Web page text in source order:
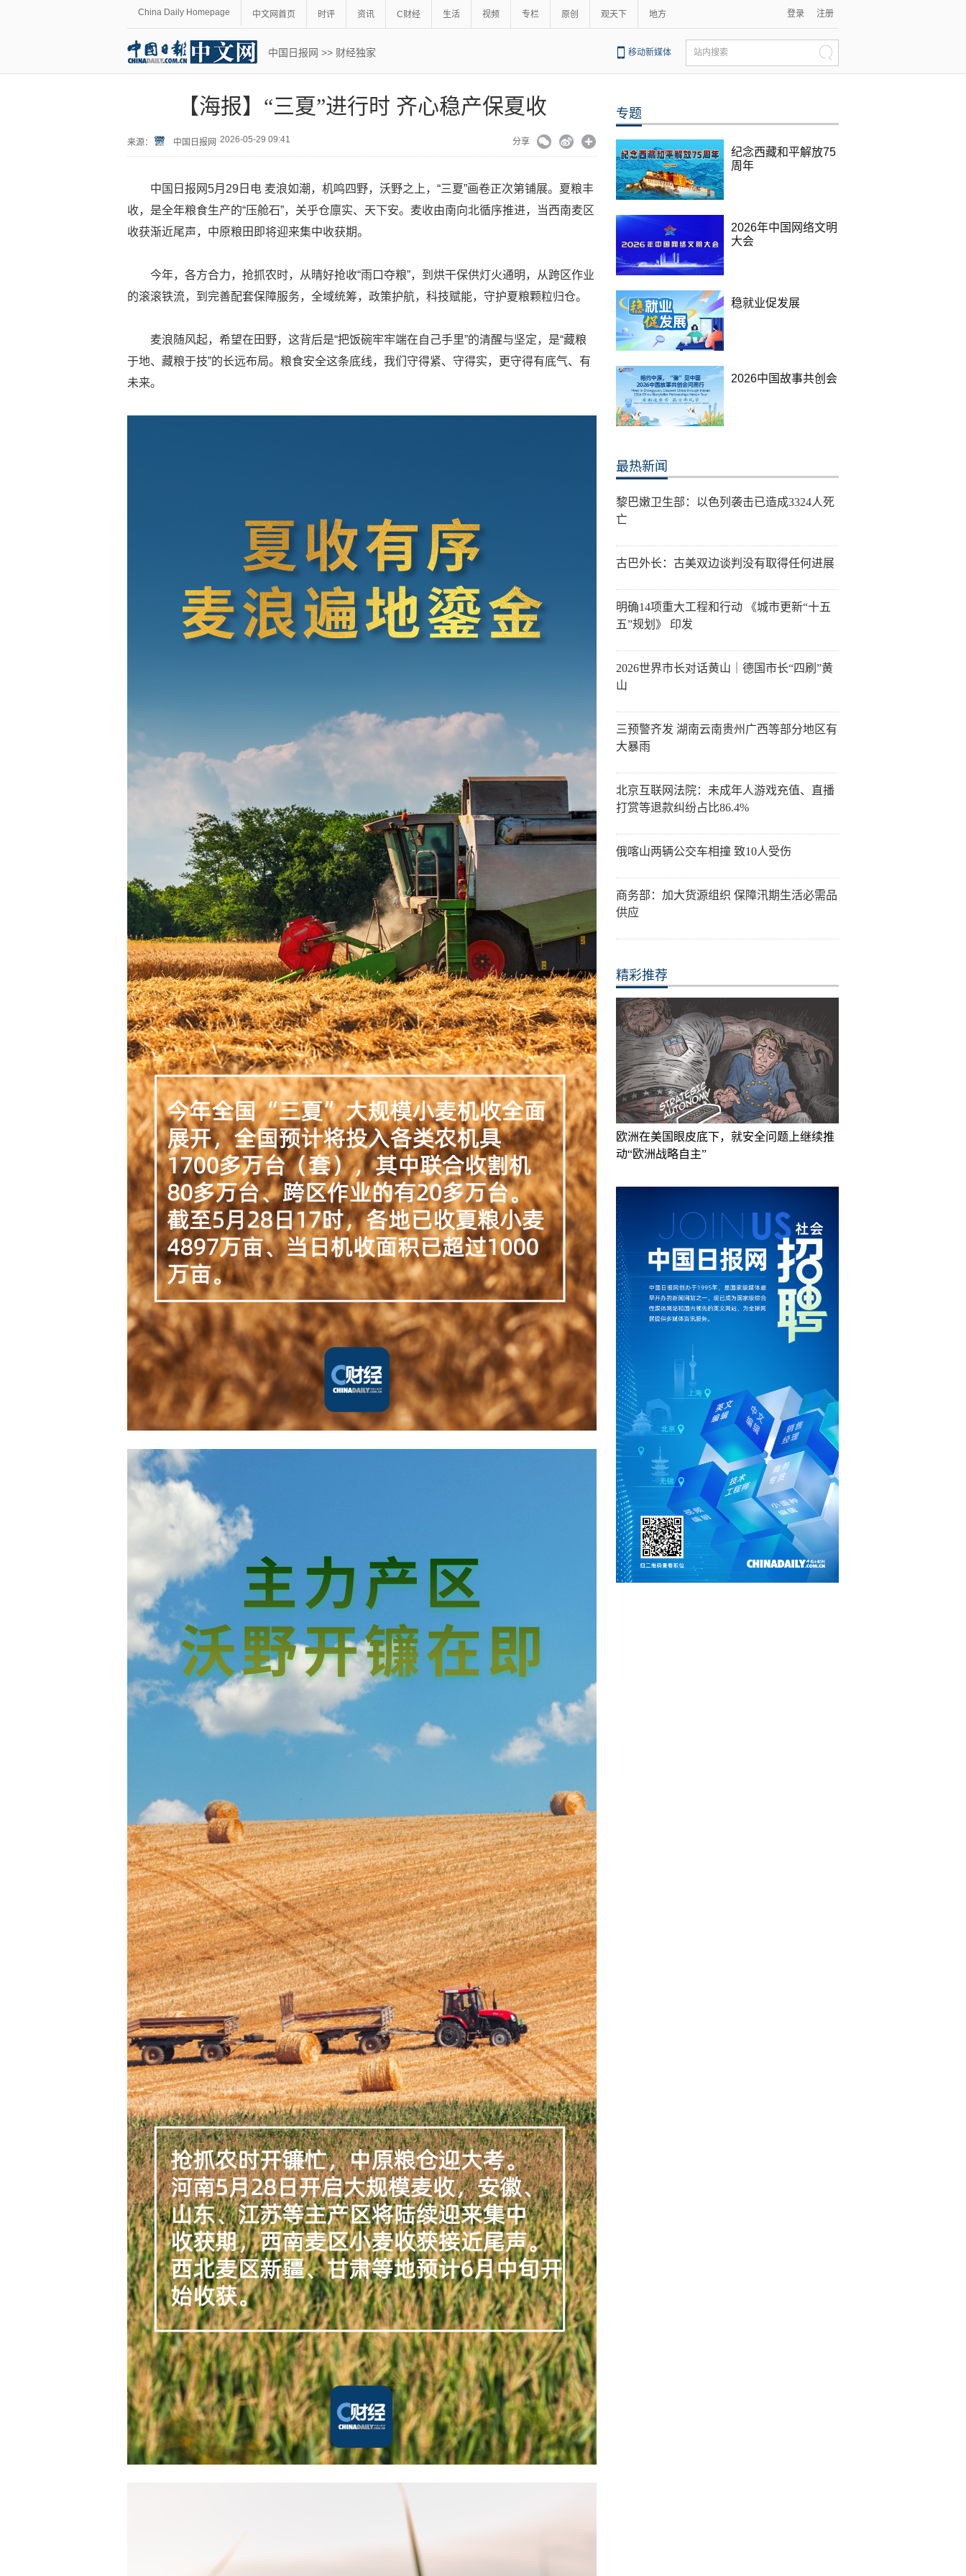
China Daily Homepage 中文网首页 时评 资讯 C财经 生活 视频 专栏 原创 观天下 地方 登录 注册
中国日报网 >> 财经独家 移动新媒体 站内搜索
【海报】“三夏”进行时 齐心稳产保夏收
来源： 中国日报网 2026-05-29 09:41 分享
中国日报网5月29日电 麦浪如潮，机鸣四野，沃野之上，“三夏”画卷正次第铺展。夏粮丰
收，是全年粮食生产的“压舱石”，关乎仓廪实、天下安。麦收由南向北循序推进，当西南麦区
收获渐近尾声，中原粮田即将迎来集中收获期。
今年，各方合力，抢抓农时，从晴好抢收“雨口夺粮”，到烘干保供灯火通明，从跨区作业
的滚滚铁流，到完善配套保障服务，全域统筹，政策护航，科技赋能，守护夏粮颗粒归仓。
麦浪随风起，希望在田野，这背后是“把饭碗牢牢端在自己手里”的清醒与坚定，是“藏粮
于地、藏粮于技”的长远布局。粮食安全这条底线，我们守得紧、守得实，更守得有底气、有
未来。
专题
纪念西藏和平解放75
周年
2026年中国网络文明
大会
稳就业促发展
2026中国故事共创会
最热新闻
黎巴嫩卫生部：以色列袭击已造成3324人死
亡
古巴外长：古美双边谈判没有取得任何进展
明确14项重大工程和行动 《城市更新“十五
五”规划》 印发
2026世界市长对话黄山｜德国市长“四刷”黄
山
三预警齐发 湖南云南贵州广西等部分地区有
大暴雨
北京互联网法院：未成年人游戏充值、直播
打赏等退款纠纷占比86.4%
俄喀山两辆公交车相撞 致10人受伤
商务部：加大货源组织 保障汛期生活必需品
供应
精彩推荐
欧洲在美国眼皮底下，就安全问题上继续推
动“欧洲战略自主”